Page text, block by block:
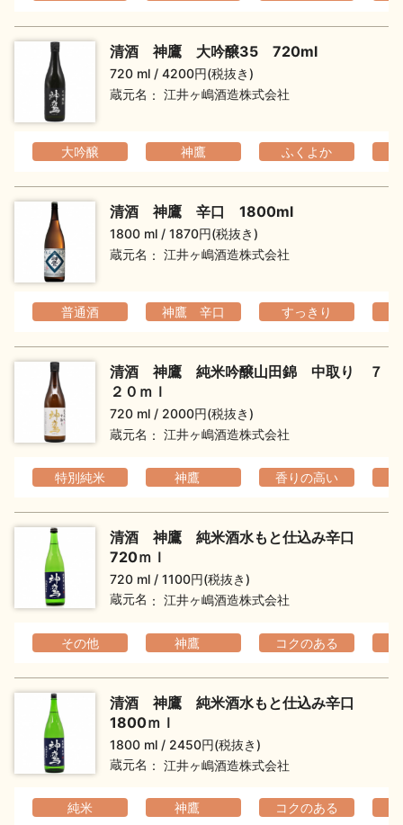
清酒 神鷹 大吟醸35 720ml
720 ml
4200円(税抜き)
蔵元名
江井ヶ嶋酒造株式会社
大吟醸 神鷹 ふくよか
清酒 神鷹 辛口 1800ml
1800 ml
1870円(税抜き)
蔵元名
江井ヶ嶋酒造株式会社
普通酒 神鷹 辛口 すっきり
清酒 神鷹 純米吟醸山田錦 中取り ７
２０ｍｌ
720 ml
2000円(税抜き)
蔵元名
江井ヶ嶋酒造株式会社
特別純米 神鷹 香りの高い
清酒 神鷹 純米酒水もと仕込み辛口
720ｍｌ
720 ml
1100円(税抜き)
蔵元名
江井ヶ嶋酒造株式会社
その他 神鷹 コクのある
清酒 神鷹 純米酒水もと仕込み辛口
1800ｍｌ
1800 ml
2450円(税抜き)
蔵元名
江井ヶ嶋酒造株式会社
純米 神鷹 コクのある